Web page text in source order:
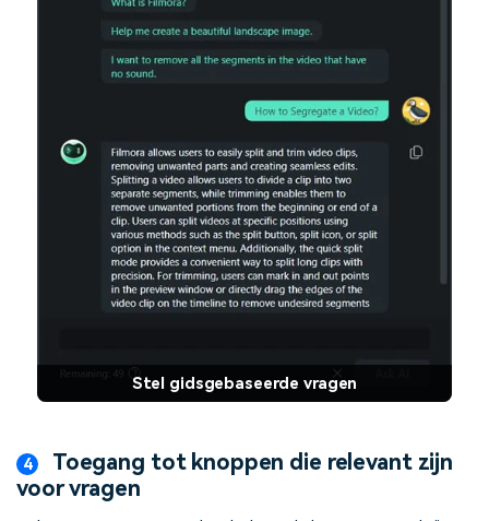
Stel gidsgebaseerde vragen
Toegang tot knoppen die relevant zijn
voor vragen